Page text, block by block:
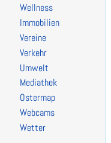
Wellness
Immobilien
Vereine
Verkehr
Umwelt
Mediathek
Ostermap
Webcams
Wetter